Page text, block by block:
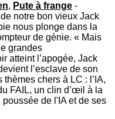
, Pute à frange -
notre bon vieux Jack
nous plonge dans la
de génie. « Mais
grandes
atteint l’apogée, Jack
l’esclave de son
chers à LC : l’IA,
FAIL, un clin d’œil à la
de l'IA et de ses